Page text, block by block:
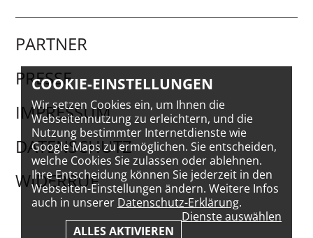
PARTNER
PRESSE
IMPRESSUM
DATENSCHUTZ
WIDERRUF
COOKIE-EINSTELLUNGEN
Wir setzen Cookies ein, um Ihnen die
Webseitennutzung zu erleichtern, und die
Nutzung bestimmter Internetdienste wie
Google Maps zu ermöglichen. Sie entscheiden,
welche Cookies Sie zulassen oder ablehnen.
Ihre Entscheidung können Sie jederzeit in den
Webseiten-Einstellungen ändern. Weitere Infos
auch in unserer Datenschutz-Erklärung.
Dienste auswählen
ALLES AKTIVIEREN